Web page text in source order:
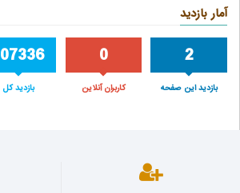
آمار بازدید
بازدید کل
0
کاربران آنلاین
2
بازدید این صفحه